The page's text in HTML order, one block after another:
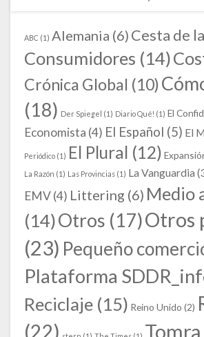
ABC (1) Alemania (6) Cesta de
Consumidores (14)
Crónica Global (10)
(18) Der Spiegel (1) Diario Qué! (1) El
Economista (4) El Español (5) El
Periódico (1) El Plural (12)
La Razón (1) Las Provincias (1) La Vanguardia
EMV(4) Littering (6) Medio
(14)Otros (17)Otros
(23) Pequeño
Plataforma
Reciclaje (15) Reino Unido (2)
(22)
Tomra